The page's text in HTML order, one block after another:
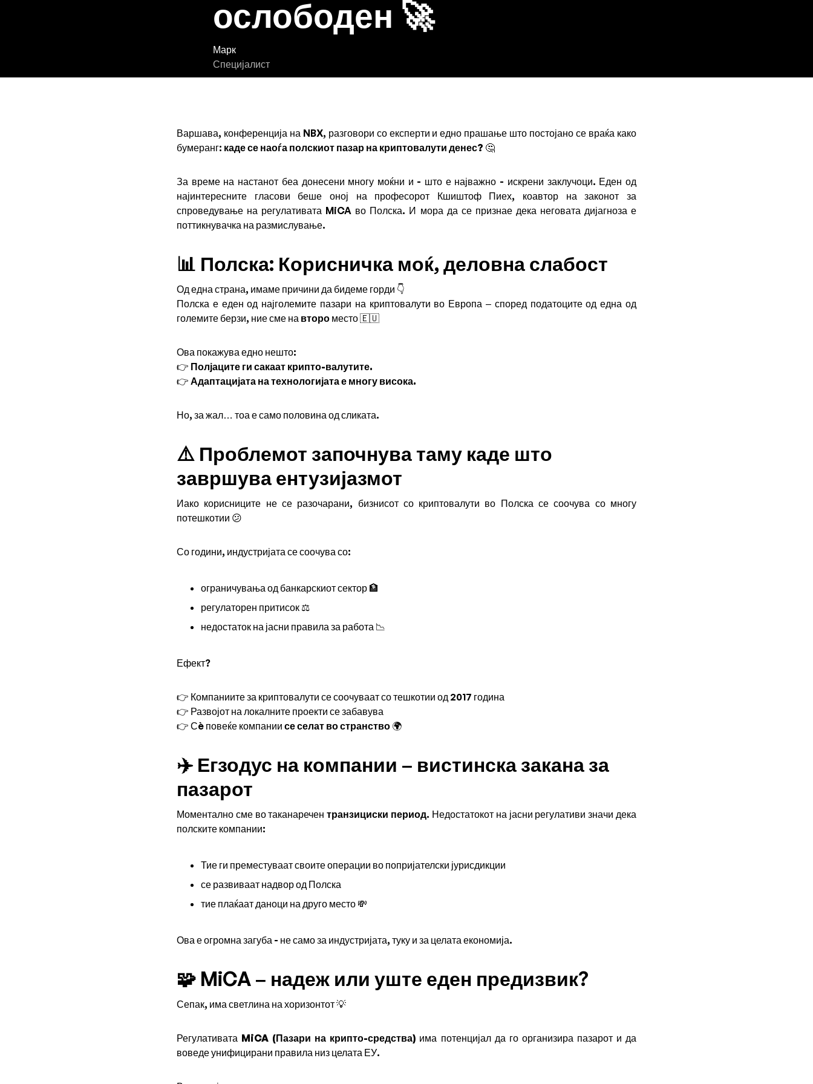
ослободен 🚀
Марк
Специјалист
Варшава, конференција на NBX, разговори со експерти и едно прашање што постојано се враќа како
бумеранг: каде се наоѓа полскиот пазар на криптовалути денес? 🤔
За време на настанот беа донесени многу моќни и - што е најважно - искрени заклучоци. Еден од
најинтересните гласови беше оној на професорот Кшиштоф Пиех, коавтор на законот за
спроведување на регулативата MiCA во Полска. И мора да се признае дека неговата дијагноза е
поттикнувачка на размислување.
📊 Полска: Корисничка моќ, деловна слабост
Од една страна, имаме причини да бидеме горди 👇
Полска е еден од најголемите пазари на криптовалути во Европа – според податоците од една од
големите берзи, ние сме на второ место 🇪🇺
Ова покажува едно нешто:
👉 Полјаците ги сакаат крипто-валутите.
👉 Адаптацијата на технологијата е многу висока.
Но, за жал… тоа е само половина од сликата.
⚠️ Проблемот започнува таму каде што
завршува ентузијазмот
Иако корисниците не се разочарани, бизнисот со криптовалути во Полска се соочува со многу
потешкотии 😕
Со години, индустријата се соочува со:
ограничувања од банкарскиот сектор 🏦
регулаторен притисок ⚖️
недостаток на јасни правила за работа 📉
Ефект?
👉 Компаниите за криптовалути се соочуваат со тешкотии од 2017 година
👉 Развојот на локалните проекти се забавува
👉 Сè повеќе компании се селат во странство 🌍
✈️ Егзодус на компании – вистинска закана за
пазарот
Моментално сме во таканаречентранзициски период. Недостатокот на јасни регулативи значи дека
полските компании:
Тие ги преместуваат своите операции во попријателски јурисдикции
се развиваат надвор од Полска
тие плаќаат даноци на друго место 💸
Ова е огромна загуба - не само за индустријата, туку и за целата економија.
🧩 MiCA – надеж или уште еден предизвик?
Сепак, има светлина на хоризонтот 💡
Регулативата MiCA (Пазари на крипто-средства) има потенцијал да го организира пазарот и да
воведе унифицирани правила низ целата ЕУ.